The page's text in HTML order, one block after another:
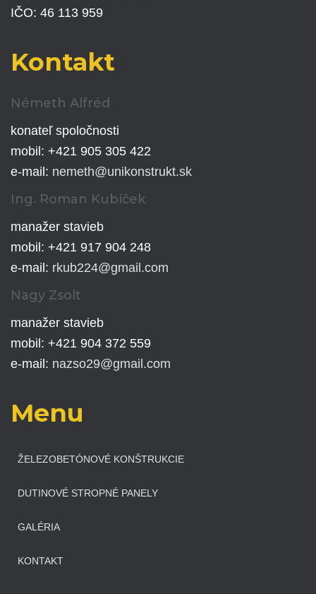
IČO: 46 113 959
Kontakt
Németh Alfréd
konateľ spoločnosti
mobil: +421 905 305 422
e-mail: nemeth@unikonstrukt.sk
Ing. Roman Kubíček
manažer stavieb
mobil: +421 917 904 248
e-mail: rkub224@gmail.com
Nagy Zsolt
manažer stavieb
mobil: +421 904 372 559
e-mail: nazso29@gmail.com
Menu
ŽELEZOBETÓNOVÉ KONŠTRUKCIE
DUTINOVÉ STROPNÉ PANELY
GALÉRIA
KONTAKT